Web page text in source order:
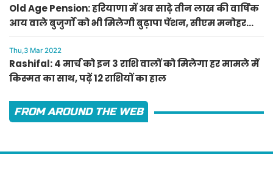
Old Age Pension: हरियाणा में अब साढ़े तीन लाख की वार्षिक
आय वाले बुजुर्गों को भी मिलेगी बुढ़ापा पेंशन, सीएम मनोहर
लाल का ऐलान
Thu,3 Mar 2022
Rashifal: 4 मार्च को इन 3 राशि वालों को मिलेगा हर मामले में
किस्मत का साथ, पढ़ें 12 राशियों का हाल
FROM AROUND THE WEB